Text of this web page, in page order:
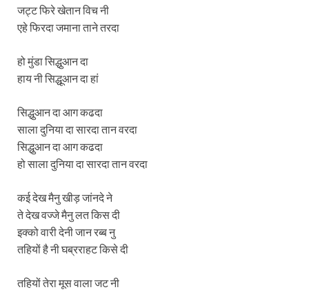
जट्ट फिरे खेतान विच नी
एहे फिरदा जमाना ताने तरदा
हो मुंडा सिद्धुआन दा
हाय नी सिद्धूआन दा हां
सिद्धुआन दा आग कढदा
साला दुनिया दा सारदा तान वरदा
सिद्धुआन दा आग कढदा
हो साला दुनिया दा सारदा तान वरदा
कई देख मैनु खीड़ जांनदे ने
ते देख वज्जे मैनु लत किस दी
इक्को वारी देनी जान रब्ब नु
तहियों है नी घब्रराहट किसे दी
तहियों तेरा मूस वाला जट नी